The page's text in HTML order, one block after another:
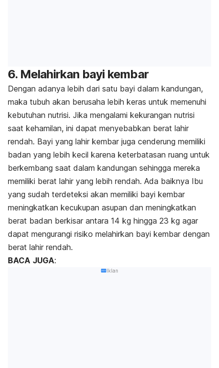
6. Melahirkan bayi kembar
Dengan adanya lebih dari satu bayi dalam kandungan,
maka tubuh akan berusaha lebih keras untuk memenuhi
kebutuhan nutrisi. Jika mengalami kekurangan nutrisi
saat kehamilan, ini dapat menyebabkan berat lahir
rendah. Bayi yang lahir kembar juga cenderung memiliki
badan yang lebih kecil karena keterbatasan ruang untuk
berkembang saat dalam kandungan sehingga mereka
memiliki berat lahir yang lebih rendah. Ada baiknya Ibu
yang sudah terdeteksi akan memiliki bayi kembar
meningkatkan kecukupan asupan dan meningkatkan
berat badan berkisar antara 14 kg hingga 23 kg agar
dapat mengurangi risiko melahirkan bayi kembar dengan
berat lahir rendah.
BACA JUGA:
Iklan